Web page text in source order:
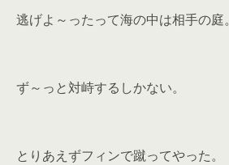
逃げよ～ったって海の中は相手の庭。
ず～っと対峙するしかない。
とりあえずフィンで蹴ってやった。